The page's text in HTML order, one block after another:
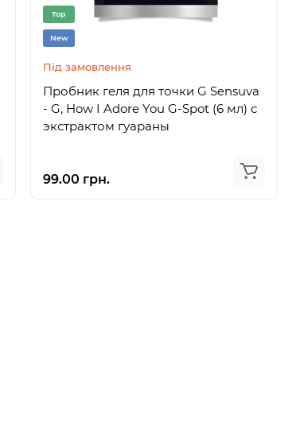
Top
New
Під замовлення
Пробник геля для точки G Sensuva
- G, How I Adore You G-Spot (6 мл) с
экстрактом гуараны
99.00 грн.